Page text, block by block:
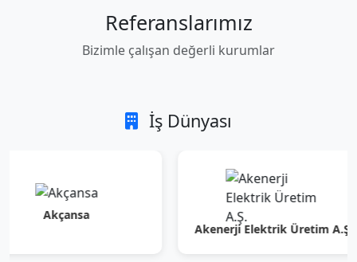
Referanslarımız
Bizimle çalışan değerli kurumlar
İş Dünyası
Akenerji Elektrik Üretim A.Ş.